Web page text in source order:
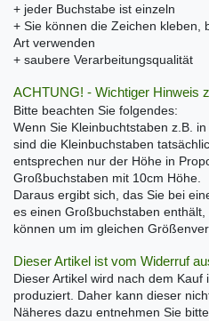
+ jeder Buchstabe ist einzeln
+ Sie können die Zeichen kleben,
Art verwenden
+ saubere Verarbeitungsqualität
ACHTUNG! - Wichtiger Hinweis
Bitte beachten Sie folgendes:
Wenn Sie Kleinbuchtstaben z.B.
sind die Kleinbuchstaben
entsprechen nur der Höhe in
Großbuchstaben mit 10cm Höhe.
Daraus ergibt sich, das Sie bei
es einen Großbuchstaben
können um im gleichen
Dieser Artikel ist vom Widerruf
Dieser Artikel wird nach dem
produziert. Daher kann dieser
Näheres dazu entnehmen Sie